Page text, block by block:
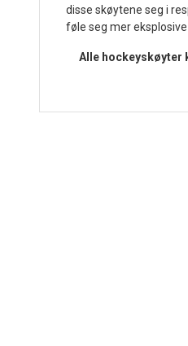
disse skøytene seg i
føle seg mer
Alle hockeyskøyter